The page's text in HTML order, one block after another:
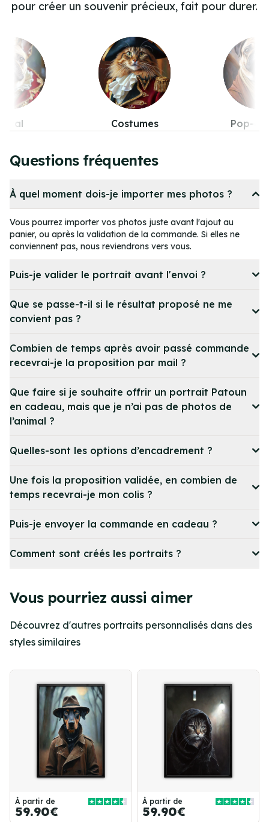
pour créer un souvenir précieux, fait pour durer.
Pop-culture
of
Questions fréquentes
À quel moment dois-je importer mes photos ?
Vous pourrez importer vos photos juste avant l'ajout au
panier, ou après la validation de la commande. Si elles ne
conviennent pas, nous reviendrons vers vous.
Puis-je valider le portrait avant l'envoi ?
Que se passe-t-il si le résultat proposé ne me
convient pas ?
Combien de temps après avoir passé commande
recevrai-je la proposition par mail ?
Que faire si je souhaite offrir un portrait Patoun
en cadeau, mais que je n’ai pas de photos de
l’animal ?
Quelles-sont les options d’encadrement ?
Une fois la proposition validée, en combien de
temps recevrai-je mon colis ?
Puis-je envoyer la commande en cadeau ?
Comment sont créés les portraits ?
Vous pourriez aussi aimer
Découvrez d'autres portraits personnalisés dans des
styles similaires
À partir de
59.90€
À partir de
59.90€